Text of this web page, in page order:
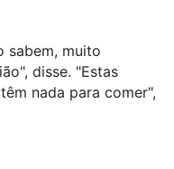
sabem, muito
disse. "Estas
nada para comer",